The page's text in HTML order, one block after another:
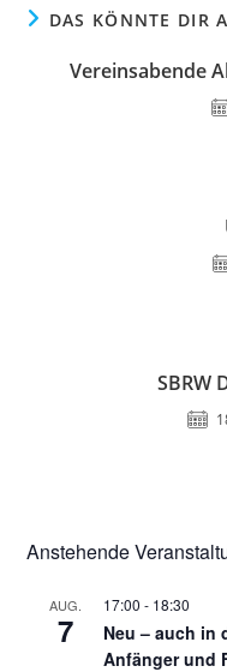
DAS KÖNNTE DIR
Vereinsabende
SBRW
Anstehende
AUG.
7
17:00 - 18:30
Neu – auch in
Anfänger und